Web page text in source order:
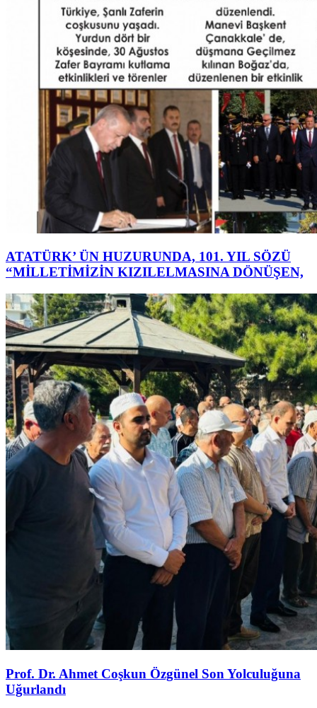
ATATÜRK’ ÜN HUZURUNDA, 101. YIL SÖZÜ
“MİLLETİMİZİN KIZILELMASINA DÖNÜŞEN,
Prof. Dr. Ahmet Coşkun Özgünel Son Yolculuğuna
Uğurlandı